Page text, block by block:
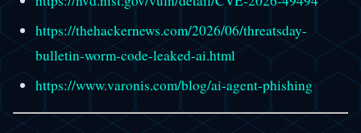
https://thehackernews.com/2026/06/threatsday-
bulletin-worm-code-leaked-ai.html
https://www.varonis.com/blog/ai-agent-phishing